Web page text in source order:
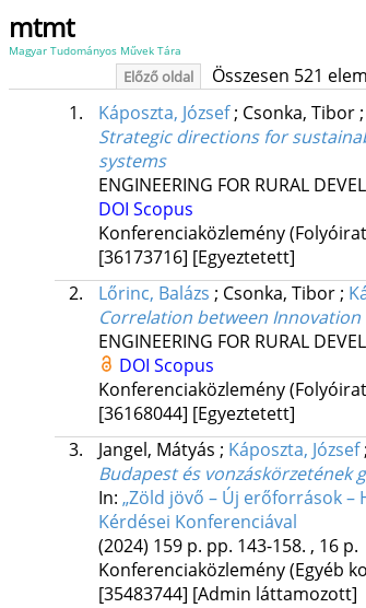
mtmt
Magyar Tudományos Művek Tára
Előző oldal Összesen 521
1. Káposzta, József; Csonka, Tibor;
Strategic directions for
systems
ENGINEERING FOR RURAL
DOI Scopus
Konferenciaközlemény
[36173716] [Egyeztetett]
2.
Lőrinc, Balázs ; Csonka, Tibor;
Correlation between
ENGINEERING FOR RURAL
DOI Scopus
Konferenciaközlemény
[36168044] [Egyeztetett]
3.
Jangel, Mátyás ; Káposzta, József;
Budapest és vonzáskörzetének
In: „Zöld jövő – Új erőforrások –
Kérdései Konferenciával
(2024) 159 p. pp. 143-158. , 16 p.
Konferenciaközlemény (Egyéb
[35483744] [Admin láttamozott]